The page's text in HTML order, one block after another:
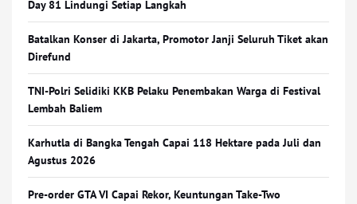
Day 81 Lindungi Setiap Langkah
Batalkan Konser di Jakarta, Promotor Janji Seluruh Tiket akan
Direfund
TNI-Polri Selidiki KKB Pelaku Penembakan Warga di Festival
Lembah Baliem
Karhutla di Bangka Tengah Capai 118 Hektare pada Juli dan
Agustus 2026
Pre-order GTA VI Capai Rekor, Keuntungan Take-Two